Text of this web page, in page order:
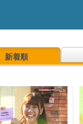
新着順